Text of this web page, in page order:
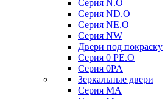
Серия N.O
Серия ND.O
Серия NE.O
Серия NW
Двери под покраску
Серия 0 PE.O
Серия 0PA
Зеркальные двери
Серия MA